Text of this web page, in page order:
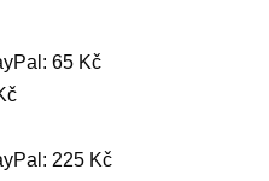
65 Kč
225 Kč